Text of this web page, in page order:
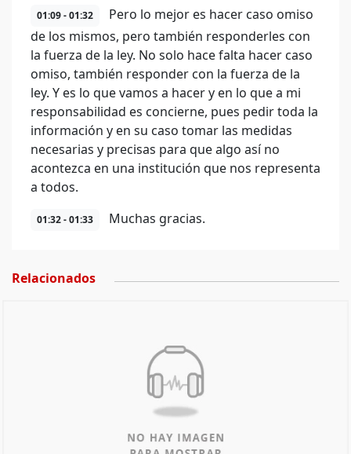
01:09 - 01:32
Pero lo mejor es hacer caso omiso
de los mismos, pero también responderles con
la fuerza de la ley. No solo hace falta hacer caso
omiso, también responder con la fuerza de la
ley. Y es lo que vamos a hacer y en lo que a mi
responsabilidad es concierne, pues pedir toda la
información y en su caso tomar las medidas
necesarias y precisas para que algo así no
acontezca en una institución que nos representa
a todos.
01:32 - 01:33 Muchas gracias.
Relacionados